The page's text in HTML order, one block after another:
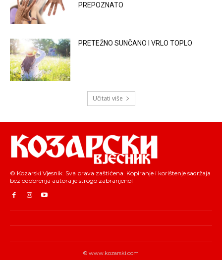
PREPOZNATO
PRETEŽNO SUNČANO I VRLO TOPLO
Učitati više
© Kozarski Vjesnik. Sva prava zaštićena. Kopiranje i korištenje sadržaja
bez odobrenja autora je strogo zabranjeno!
© www.kozarski.com